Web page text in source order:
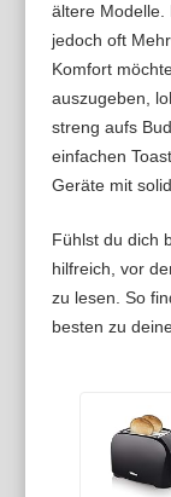
ältere Modelle.
jedoch oft
Komfort
auszugeben,
streng aufs
einfachen
Geräte mit
Fühlst du dich
hilfreich, vor
zu lesen. So
besten zu